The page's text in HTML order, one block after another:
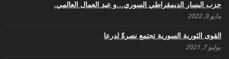
حزب اليسار الديمقراطي السوري…و عيد العمال العالمي.
مايو 8, 2022
القوى الثورية السورية تجتمع نصرةً لدرعا
يوليو 7, 2021